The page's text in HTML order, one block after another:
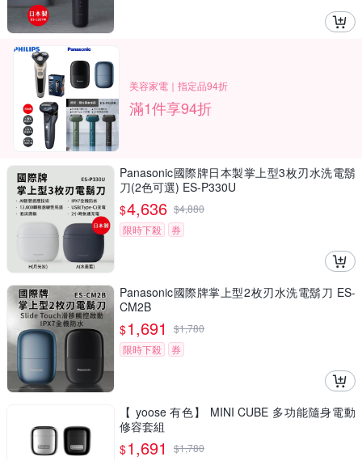
美容家電｜指定品94折
滿1件享94折
Panasonic國際牌日本製掌上型3枚刃水洗電鬍
刀(2色可選) ES-P330U
$4,636 $4,880
限時下殺
券
Panasonic國際牌掌上型2枚刃水洗電鬍刀 ES-
CM2B
$1,691 $1,780
限時下殺
券
【 yoose 有色】 MINI CUBE 多功能隨身電動
修容套組
$1,691 $1,780